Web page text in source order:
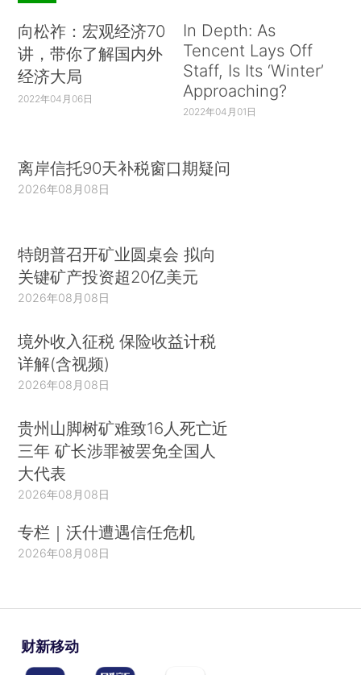
向松祚：宏观经济70
讲，带你了解国内外
经济大局
2022年04月06日
In Depth: As
Tencent Lays Off
Staff, Is Its ‘Winter’
Approaching?
2022年04月01日
离岸信托90天补税窗口期疑问
2026年08月08日
特朗普召开矿业圆桌会 拟向
关键矿产投资超20亿美元
2026年08月08日
境外收入征税 保险收益计税
详解(含视频)
2026年08月08日
贵州山脚树矿难致16人死亡近
三年 矿长涉罪被罢免全国人
大代表
2026年08月08日
专栏｜沃什遭遇信任危机
2026年08月08日
财新移动